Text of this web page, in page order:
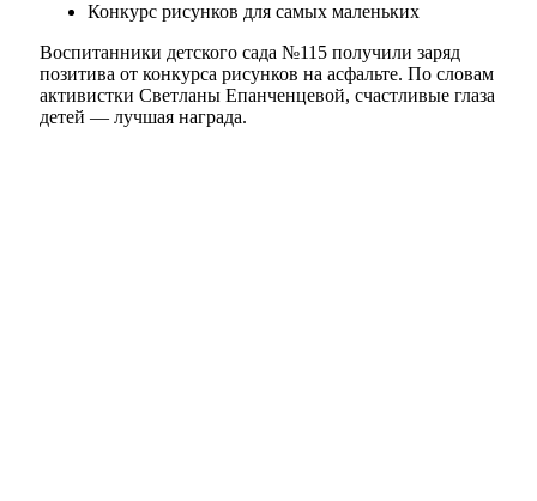
Конкурс рисунков для самых маленьких
Воспитанники детского сада №115 получили заряд
позитива от конкурса рисунков на асфальте. По словам
активистки Светланы Епанченцевой, счастливые глаза
детей — лучшая награда.